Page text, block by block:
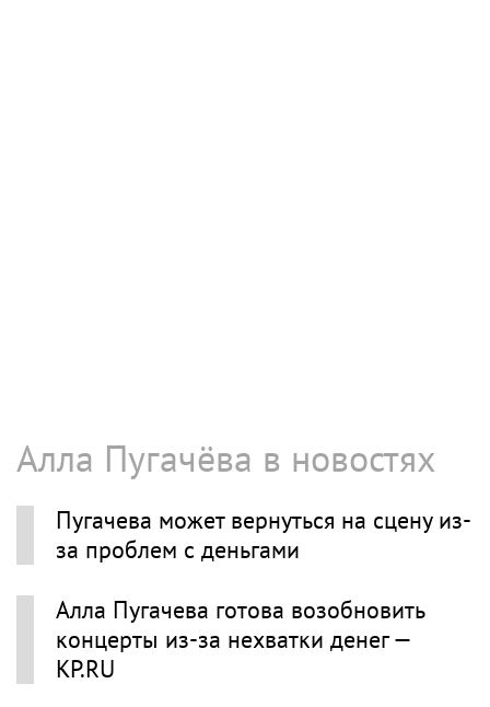
Алла Пугачёва в новостях
Пугачева может вернуться на сцену из-
за проблем с деньгами
Алла Пугачева готова возобновить
концерты из-за нехватки денег —
KP.RU